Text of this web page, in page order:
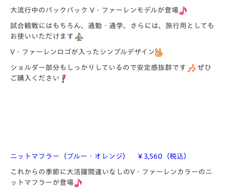
大流行中のバックパック V・ファーレンモデルが登場
試合観戦にはもちろん、通勤・通学、さらには、旅行用としても
お使いいただけます
V・ファーレンロゴが入ったシンプルデザイン
ショルダー部分もしっかりしているので安定感抜群です
ぜひ
ご購入ください
ニットマフラー（ブルー・オレンジ） ￥3,560（税込）
これからの季節に大活躍間違いなしのV・ファーレンカラーのニ
ットマフラーが登場